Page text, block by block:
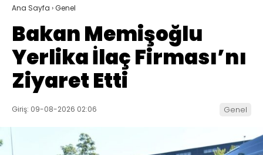
Ana Sayfa ›Genel
Bakan Memişoğlu
Yerlika İlaç Firması’nı
Ziyaret Etti
Giriş: 09-08-2026 02:06 Genel